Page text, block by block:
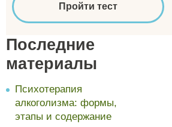
Пройти тест
Последние
материалы
Психотерапия
алкоголизма: формы,
этапы и содержание